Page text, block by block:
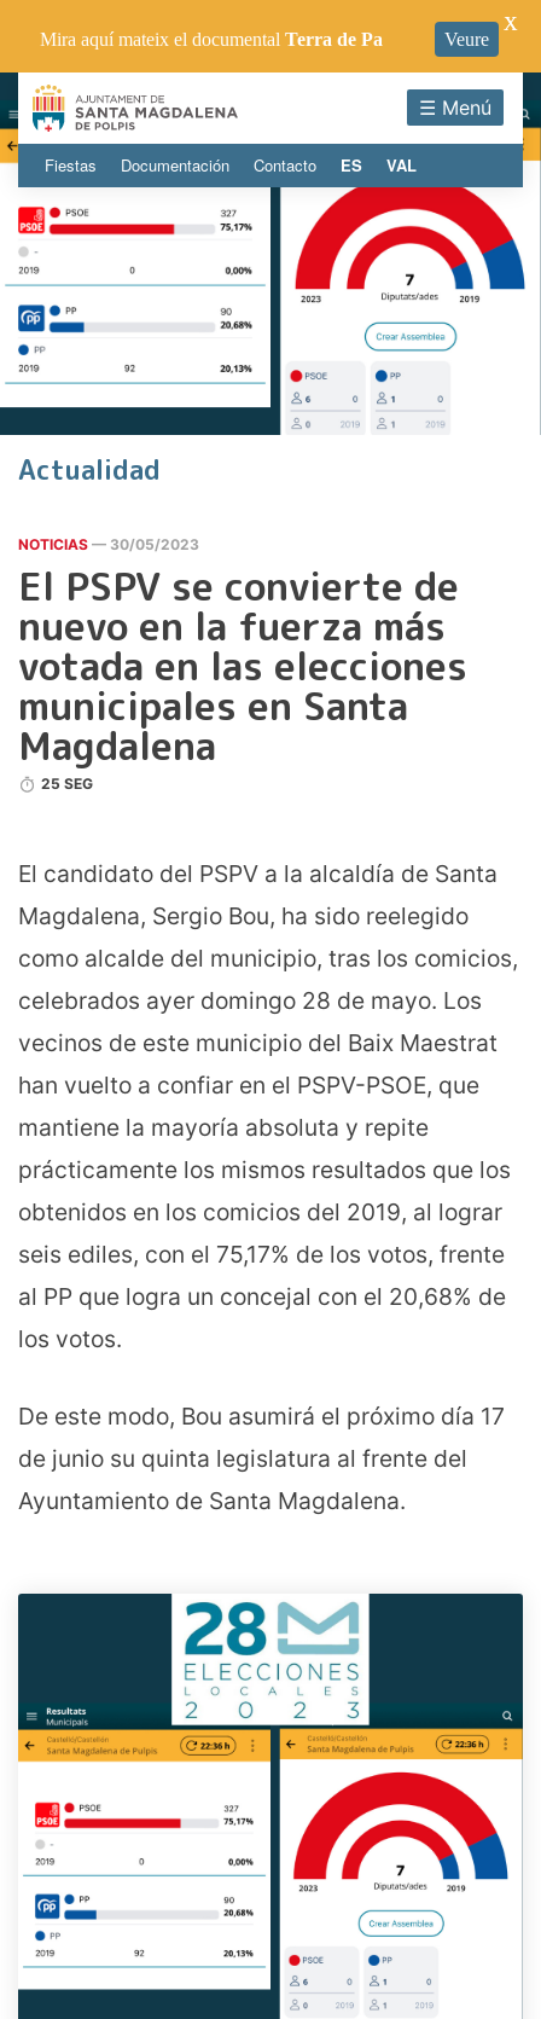
☰ Menú
Fiestas Documentación Contacto ES VAL
Actualidad
NOTICIAS — 30/05/2023
El PSPV se convierte de
nuevo en la fuerza más
votada en las elecciones
municipales en Santa
Magdalena
25 SEG
El candidato del PSPV a la alcaldía de Santa
Magdalena, Sergio Bou, ha sido reelegido
como alcalde del municipio, tras los comicios,
celebrados ayer domingo 28 de mayo. Los
vecinos de este municipio del Baix Maestrat
han vuelto a confiar en el PSPV-PSOE, que
mantiene la mayoría absoluta y repite
prácticamente los mismos resultados que los
obtenidos en los comicios del 2019, al lograr
seis ediles, con el 75,17% de los votos, frente
al PP que logra un concejal con el 20,68% de
los votos.
De este modo, Bou asumirá el próximo día 17
de junio su quinta legislatura al frente del
Ayuntamiento de Santa Magdalena.
Mira aquí mateix el documental Terra de Pa Veure
X